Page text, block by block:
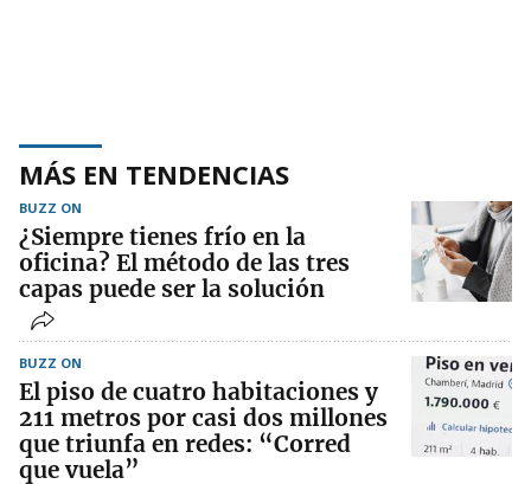
MÁS EN TENDENCIAS
BUZZ ON
¿Siempre tienes frío en la
oficina? El método de las tres
capas puede ser la solución
BUZZ ON
El piso de cuatro habitaciones y
211 metros por casi dos millones
que triunfa en redes: “Corred
que vuela”